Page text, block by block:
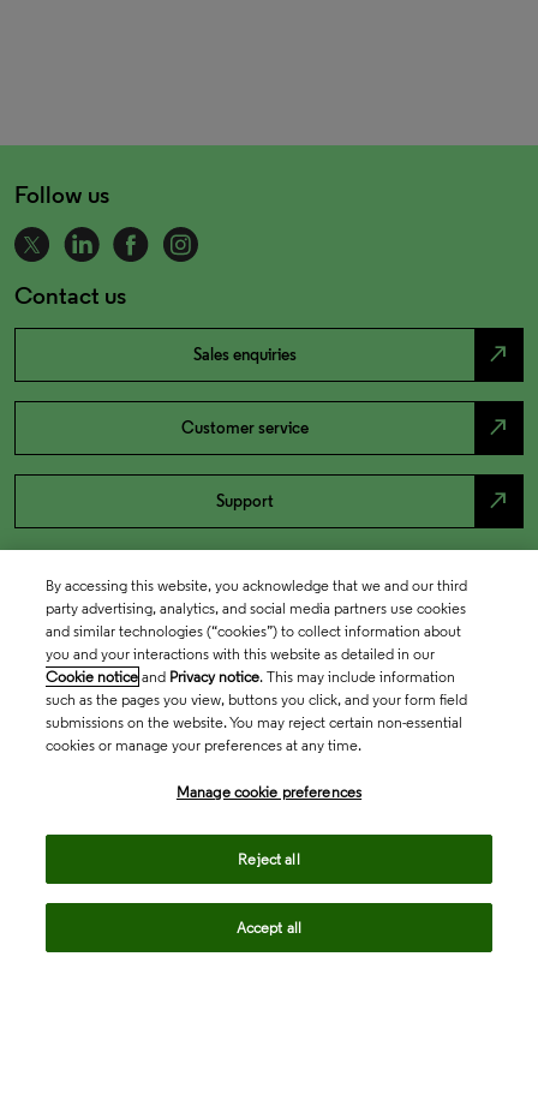
Follow us
Contact us
Sales enquiries north_east
Customer service north_east
Support north_east
By accessing this website, you acknowledge that we and our third
party advertising, analytics, and social media partners use cookies
and similar technologies (“cookies”) to collect information about
you and your interactions with this website as detailed in our
Cookie notice and Privacy notice. This may include information
such as the pages you view, buttons you click, and your form field
submissions on the website. You may reject certain non-essential
cookies or manage your preferences at any time.
Manage cookie preferences
Reject all
Accept all